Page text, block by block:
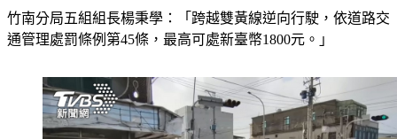
竹南分局五組組長楊秉學：「跨越雙黃線逆向行駛，依道路交
通管理處罰條例第45條，最高可處新臺幣1800元。」